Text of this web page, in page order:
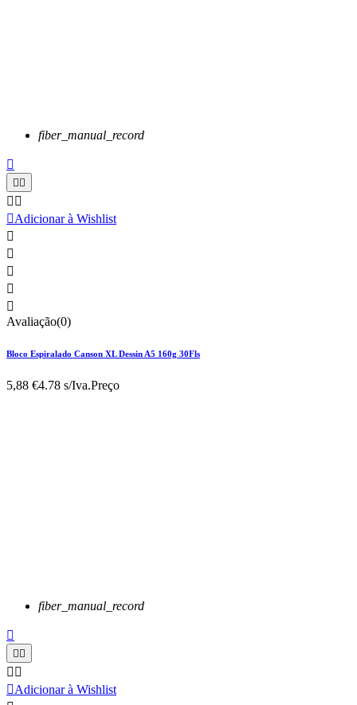
fiber_manual_record

 
 
Adicionar à Wishlist





Avaliação(0)
Bloco Espiralado Canson XL Dessin A5 160g 30Fls
5,88 €4.78 s/Iva.Preço
fiber_manual_record

 
 
Adicionar à Wishlist